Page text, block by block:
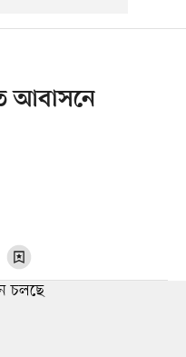
আবাসনে